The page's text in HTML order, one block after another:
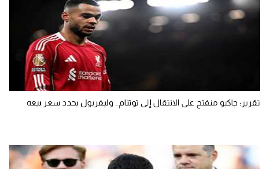
تقرير: جاكبو منفتح على الانتقال إلى توتنام.. وليفربول يحدد سعر بيعه